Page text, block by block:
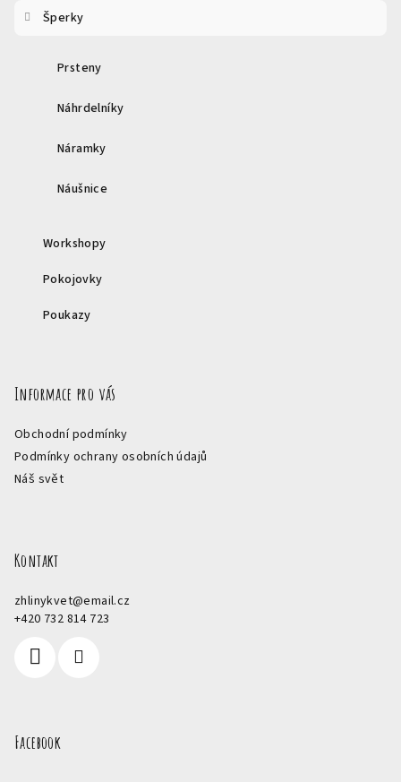
Šperky
Prsteny
Náhrdelníky
Náramky
Náušnice
Workshopy
Pokojovky
Poukazy
Informace pro vás
Obchodní podmínky
Podmínky ochrany osobních údajů
Náš svět
Kontakt
zhlinykvet@email.cz
+420 732 814 723
Facebook